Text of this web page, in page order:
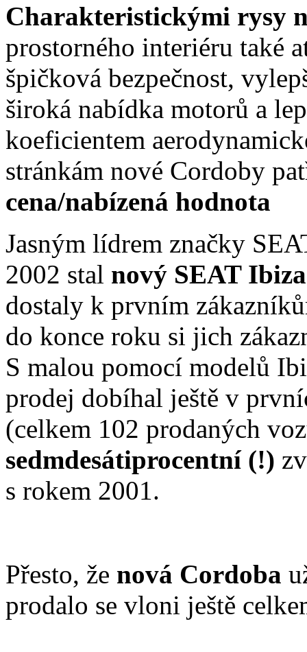
Charakteristickými rysy
prostorného interiéru také
špičková bezpečnost,
široká nabídka motorů a
koeficientem
stránkám nové Cordoby
cena/nabízená hodnota
Jasným lídrem značky
2002 stal nový SEAT
dostaly k prvním
do konce roku si jich
S malou pomocí modelů
prodej dobíhal ještě v
(celkem 102 prodaných
sedmdesátiprocentní (!)
s rokem 2001.
Přesto, že nová Cordoba
prodalo se vloni ještě